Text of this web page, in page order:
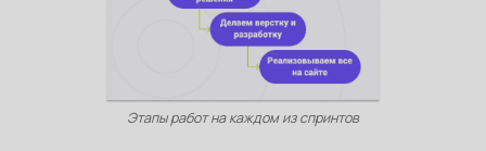
Этапы работ на каждом из спринтов